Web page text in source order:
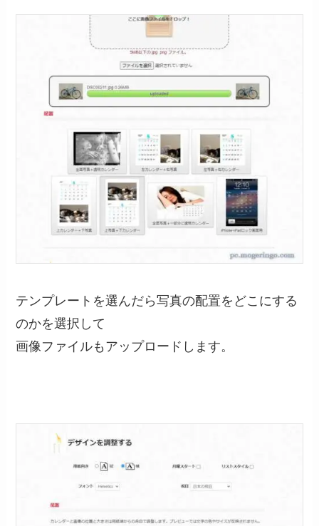
テンプレートを選んだら写真の配置をどこにする
のかを選択して
画像ファイルもアップロードします。